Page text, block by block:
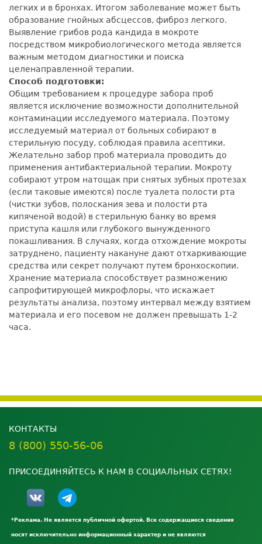
легких и в бронхах. Итогом заболевание может быть
образование гнойных абсцессов, фиброз легкого.
Выявление грибов рода кандида в мокроте
посредством микробиологического метода является
важным методом диагностики и поиска
целенаправленной терапии.
Способ подготовки:
Общим требованием к процедуре забора проб
является исключение возможности дополнительной
контаминации исследуемого материала. Поэтому
исследуемый материал от больных собирают в
стерильную посуду, соблюдая правила асептики.
Желательно забор проб материала проводить до
применения антибактериальной терапии. Мокроту
собирают утром натощак при снятых зубных протезах
(если таковые имеются) после туалета полости рта
(чистки зубов, полоскания зева и полости рта
кипяченой водой) в стерильную банку во время
приступа кашля или глубокого вынужденного
покашливания. В случаях, когда отхождение мокроты
затруднено, пациенту накануне дают отхаркивающие
средства или секрет получают путем бронхоскопии.
Хранение материала способствует размножению
сапрофитирующей микрофлоры, что искажает
результаты анализа, поэтому интервал между взятием
материала и его посевом не должен превышать 1-2
часа.
КОНТАКТЫ
8 (800) 550-56-06
ПРИСОЕДИНЯЙТЕСЬ К НАМ В СОЦИАЛЬНЫХ СЕТЯХ!
*Реклама. Не является публичной офертой. Все содержащиеся сведения
носят исключительно информационный характер и не являются